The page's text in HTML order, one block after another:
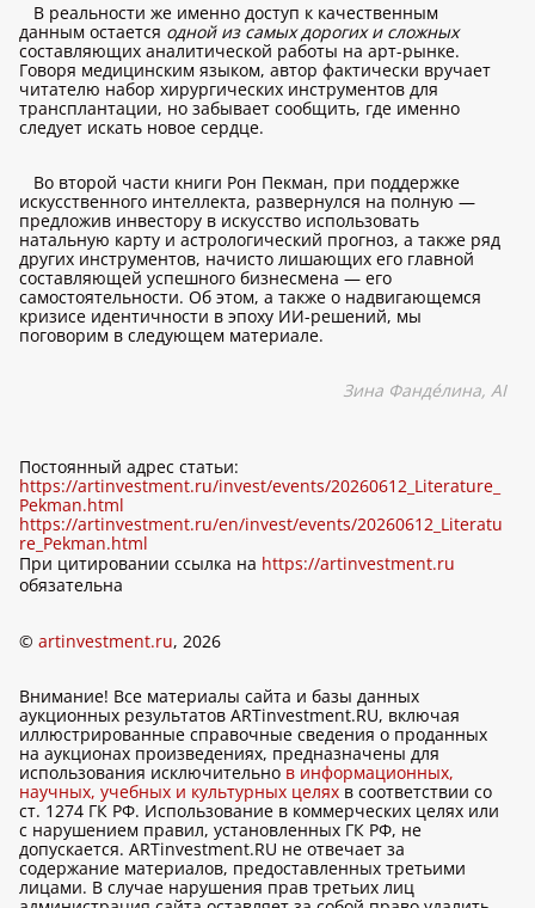
В реальности же именно доступ к качественным
данным остается одной из самых дорогих и сложных
составляющих аналитической работы на арт-рынке.
Говоря медицинским языком, автор фактически вручает
читателю набор хирургических инструментов для
трансплантации, но забывает сообщить, где именно
следует искать новое сердце.
Во второй части книги Рон Пекман, при поддержке
искусственного интеллекта, развернулся на полную —
предложив инвестору в искусство использовать
натальную карту и астрологический прогноз, а также ряд
других инструментов, начисто лишающих его главной
составляющей успешного бизнесмена — его
самостоятельности. Об этом, а также о надвигающемся
кризисе идентичности в эпоху ИИ-решений, мы
поговорим в следующем материале.
Зина Фандéлина, AI
Постоянный адрес статьи:
https://artinvestment.ru/invest/events/20260612_Literature_
Pekman.html
https://artinvestment.ru/en/invest/events/20260612_Literatu
re_Pekman.html
При цитировании ссылка на https://artinvestment.ru
обязательна
© artinvestment.ru, 2026
Внимание! Все материалы сайта и базы данных
аукционных результатов ARTinvestment.RU, включая
иллюстрированные справочные сведения о проданных
на аукционах произведениях, предназначены для
использования исключительно в информационных,
научных, учебных и культурных целях в соответствии со
ст. 1274 ГК РФ. Использование в коммерческих целях или
с нарушением правил, установленных ГК РФ, не
допускается. ARTinvestment.RU не отвечает за
содержание материалов, предоставленных третьими
лицами. В случае нарушения прав третьих лиц